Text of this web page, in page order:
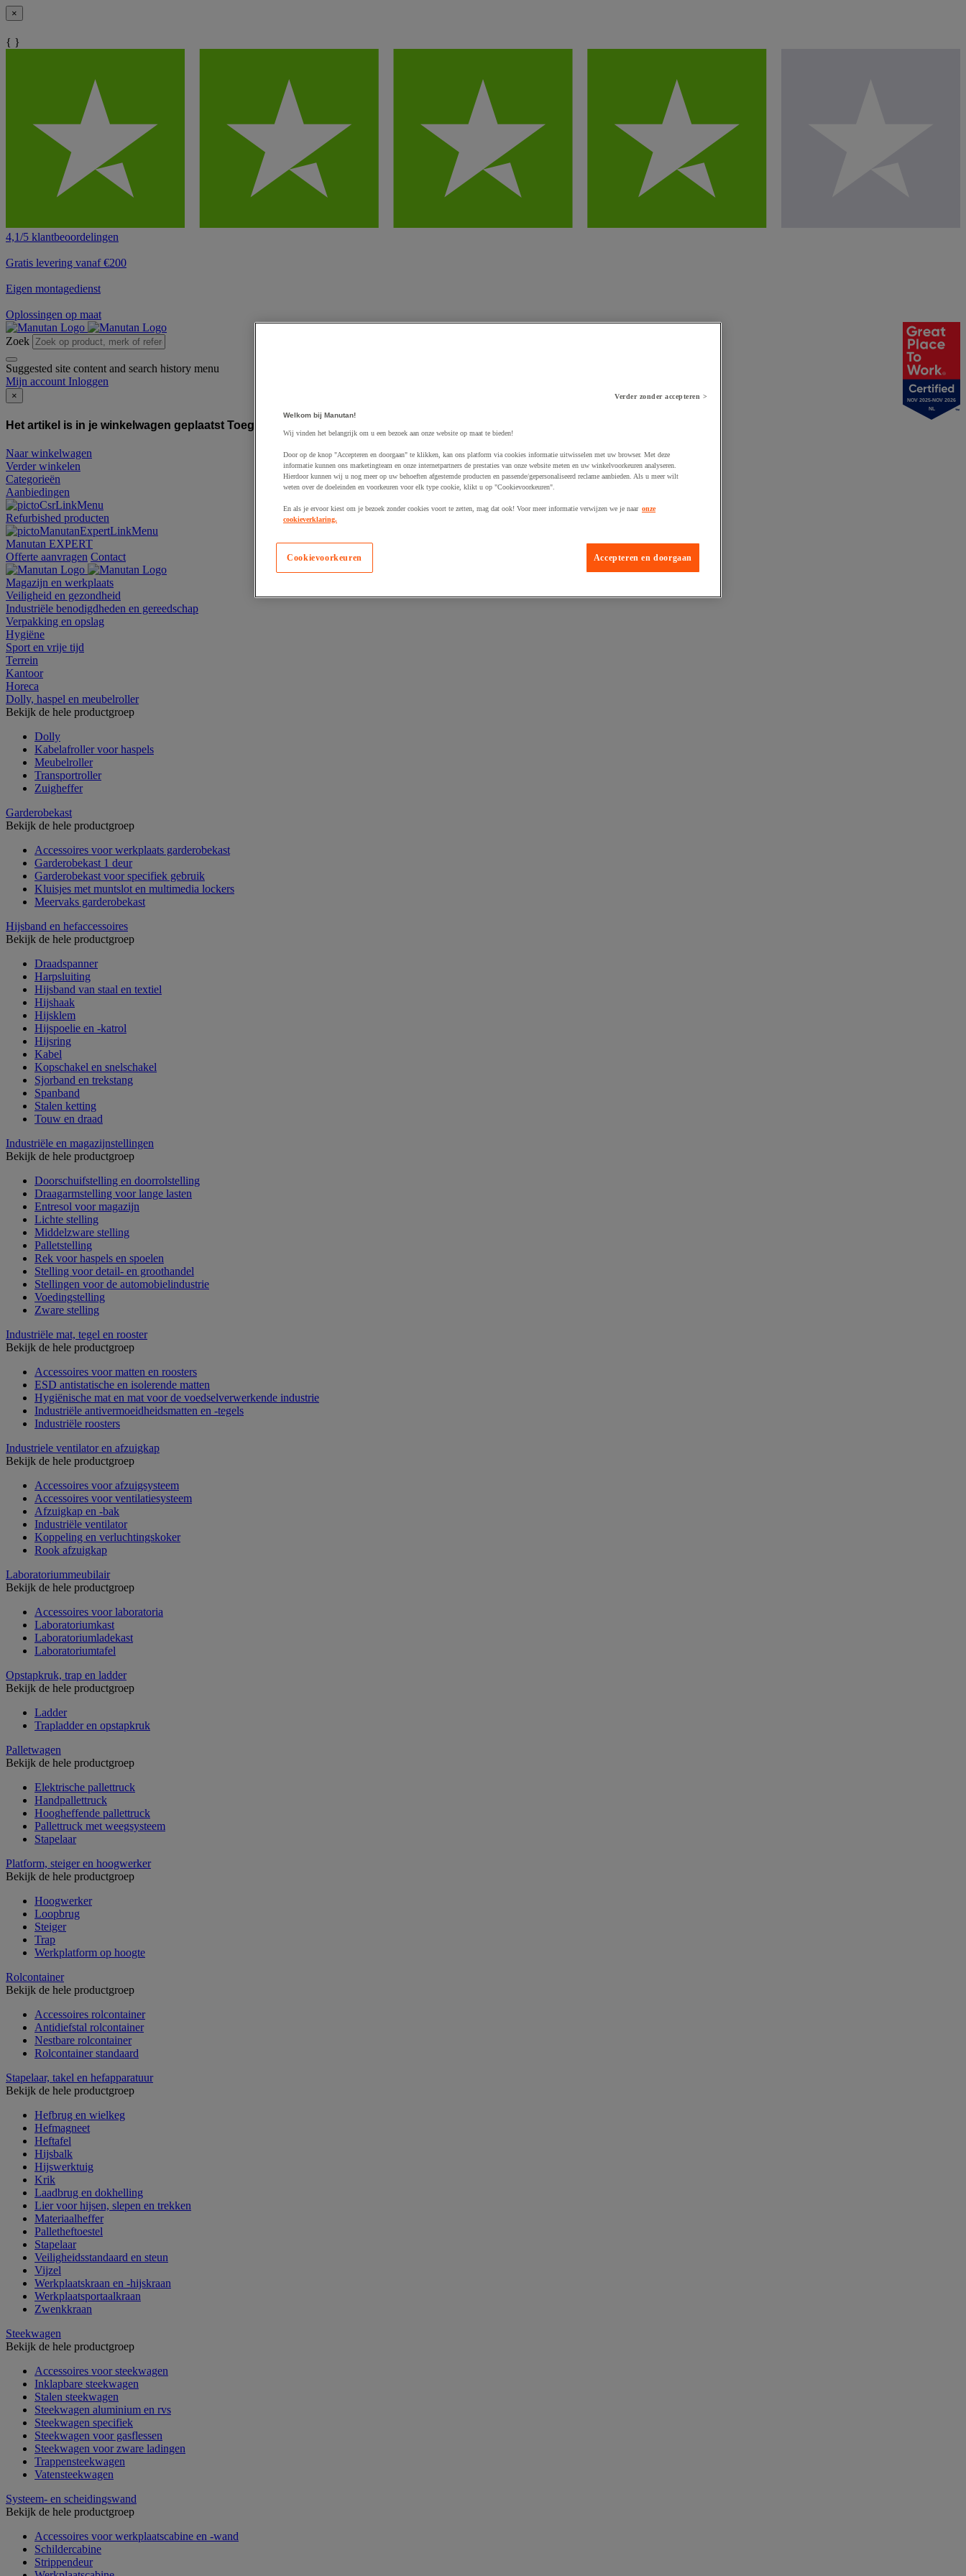
×
{ }
4,1/5 klantbeoordelingen
Gratis levering vanaf €200
Eigen montagedienst
Oplossingen op maat
Zoek
Suggested site content and search history menu
Mijn account Inloggen
×
Het artikel is in je winkelwagen geplaatst Toegevoegd aan winkelwagen
Naar winkelwagen
Verder winkelen
Categorieën
Aanbiedingen
Refurbished producten
Manutan EXPERT
Offerte aanvragen Contact
Magazijn en werkplaats
Veiligheid en gezondheid
Industriële benodigdheden en gereedschap
Verpakking en opslag
Hygiëne
Sport en vrije tijd
Terrein
Kantoor
Horeca
Dolly, haspel en meubelroller
Bekijk de hele productgroep
Dolly
Kabelafroller voor haspels
Meubelroller
Transportroller
Zuigheffer
Garderobekast
Bekijk de hele productgroep
Accessoires voor werkplaats garderobekast
Garderobekast 1 deur
Garderobekast voor specifiek gebruik
Kluisjes met muntslot en multimedia lockers
Meervaks garderobekast
Hijsband en hefaccessoires
Bekijk de hele productgroep
Draadspanner
Harpsluiting
Hijsband van staal en textiel
Hijshaak
Hijsklem
Hijspoelie en -katrol
Hijsring
Kabel
Kopschakel en snelschakel
Sjorband en trekstang
Spanband
Stalen ketting
Touw en draad
Industriële en magazijnstellingen
Bekijk de hele productgroep
Doorschuifstelling en doorrolstelling
Draagarmstelling voor lange lasten
Entresol voor magazijn
Lichte stelling
Middelzware stelling
Palletstelling
Rek voor haspels en spoelen
Stelling voor detail- en groothandel
Stellingen voor de automobielindustrie
Voedingstelling
Zware stelling
Industriële mat, tegel en rooster
Bekijk de hele productgroep
Accessoires voor matten en roosters
ESD antistatische en isolerende matten
Hygiënische mat en mat voor de voedselverwerkende industrie
Industriële antivermoeidheidsmatten en -tegels
Industriële roosters
Industriele ventilator en afzuigkap
Bekijk de hele productgroep
Accessoires voor afzuigsysteem
Accessoires voor ventilatiesysteem
Afzuigkap en -bak
Industriële ventilator
Koppeling en verluchtingskoker
Rook afzuigkap
Laboratoriummeubilair
Bekijk de hele productgroep
Accessoires voor laboratoria
Laboratoriumkast
Laboratoriumladekast
Laboratoriumtafel
Opstapkruk, trap en ladder
Bekijk de hele productgroep
Ladder
Trapladder en opstapkruk
Palletwagen
Bekijk de hele productgroep
Elektrische pallettruck
Handpallettruck
Hoogheffende pallettruck
Pallettruck met weegsysteem
Stapelaar
Platform, steiger en hoogwerker
Bekijk de hele productgroep
Hoogwerker
Loopbrug
Steiger
Trap
Werkplatform op hoogte
Rolcontainer
Bekijk de hele productgroep
Accessoires rolcontainer
Antidiefstal rolcontainer
Nestbare rolcontainer
Rolcontainer standaard
Stapelaar, takel en hefapparatuur
Bekijk de hele productgroep
Hefbrug en wielkeg
Hefmagneet
Heftafel
Hijsbalk
Hijswerktuig
Krik
Laadbrug en dokhelling
Lier voor hijsen, slepen en trekken
Materiaalheffer
Palletheftoestel
Stapelaar
Veiligheidsstandaard en steun
Vijzel
Werkplaatskraan en -hijskraan
Werkplaatsportaalkraan
Zwenkkraan
Steekwagen
Bekijk de hele productgroep
Accessoires voor steekwagen
Inklapbare steekwagen
Stalen steekwagen
Steekwagen aluminium en rvs
Steekwagen specifiek
Steekwagen voor gasflessen
Steekwagen voor zware ladingen
Trappensteekwagen
Vatensteekwagen
Systeem- en scheidingswand
Bekijk de hele productgroep
Accessoires voor werkplaatscabine en -wand
Schildercabine
Strippendeur
NOV 2025-NOV 2026
NL
Verder zonder accepteren >
Welkom bij Manutan!
Wij vinden het belangrijk om u een bezoek aan onze website op maat te bieden!
Door op de knop "Accepteren en doorgaan" te klikken, kan ons platform via cookies informatie uitwisselen met uw browser. Met deze
informatie kunnen ons marketingteam en onze internetpartners de prestaties van onze website meten en uw winkelvoorkeuren analyseren.
Hierdoor kunnen wij u nog meer op uw behoeften afgestemde producten en passende/gepersonaliseerd reclame aanbieden. Als u meer wilt
weten over de doeleinden en voorkeuren voor elk type cookie, klikt u op "Cookievoorkeuren".
En als je ervoor kiest om je bezoek zonder cookies voort te zetten, mag dat ook! Voor meer informatie verwijzen we je naar onze
cookieverklaring.
Accepteren en doorgaan
Cookievoorkeuren